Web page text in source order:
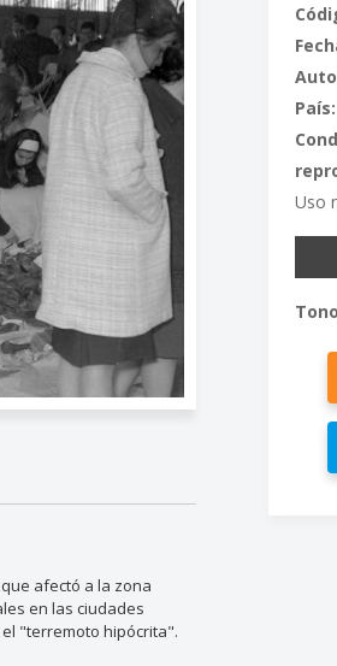
afectó a la zona
en las ciudades
"terremoto hipócrita".
País:
Uso